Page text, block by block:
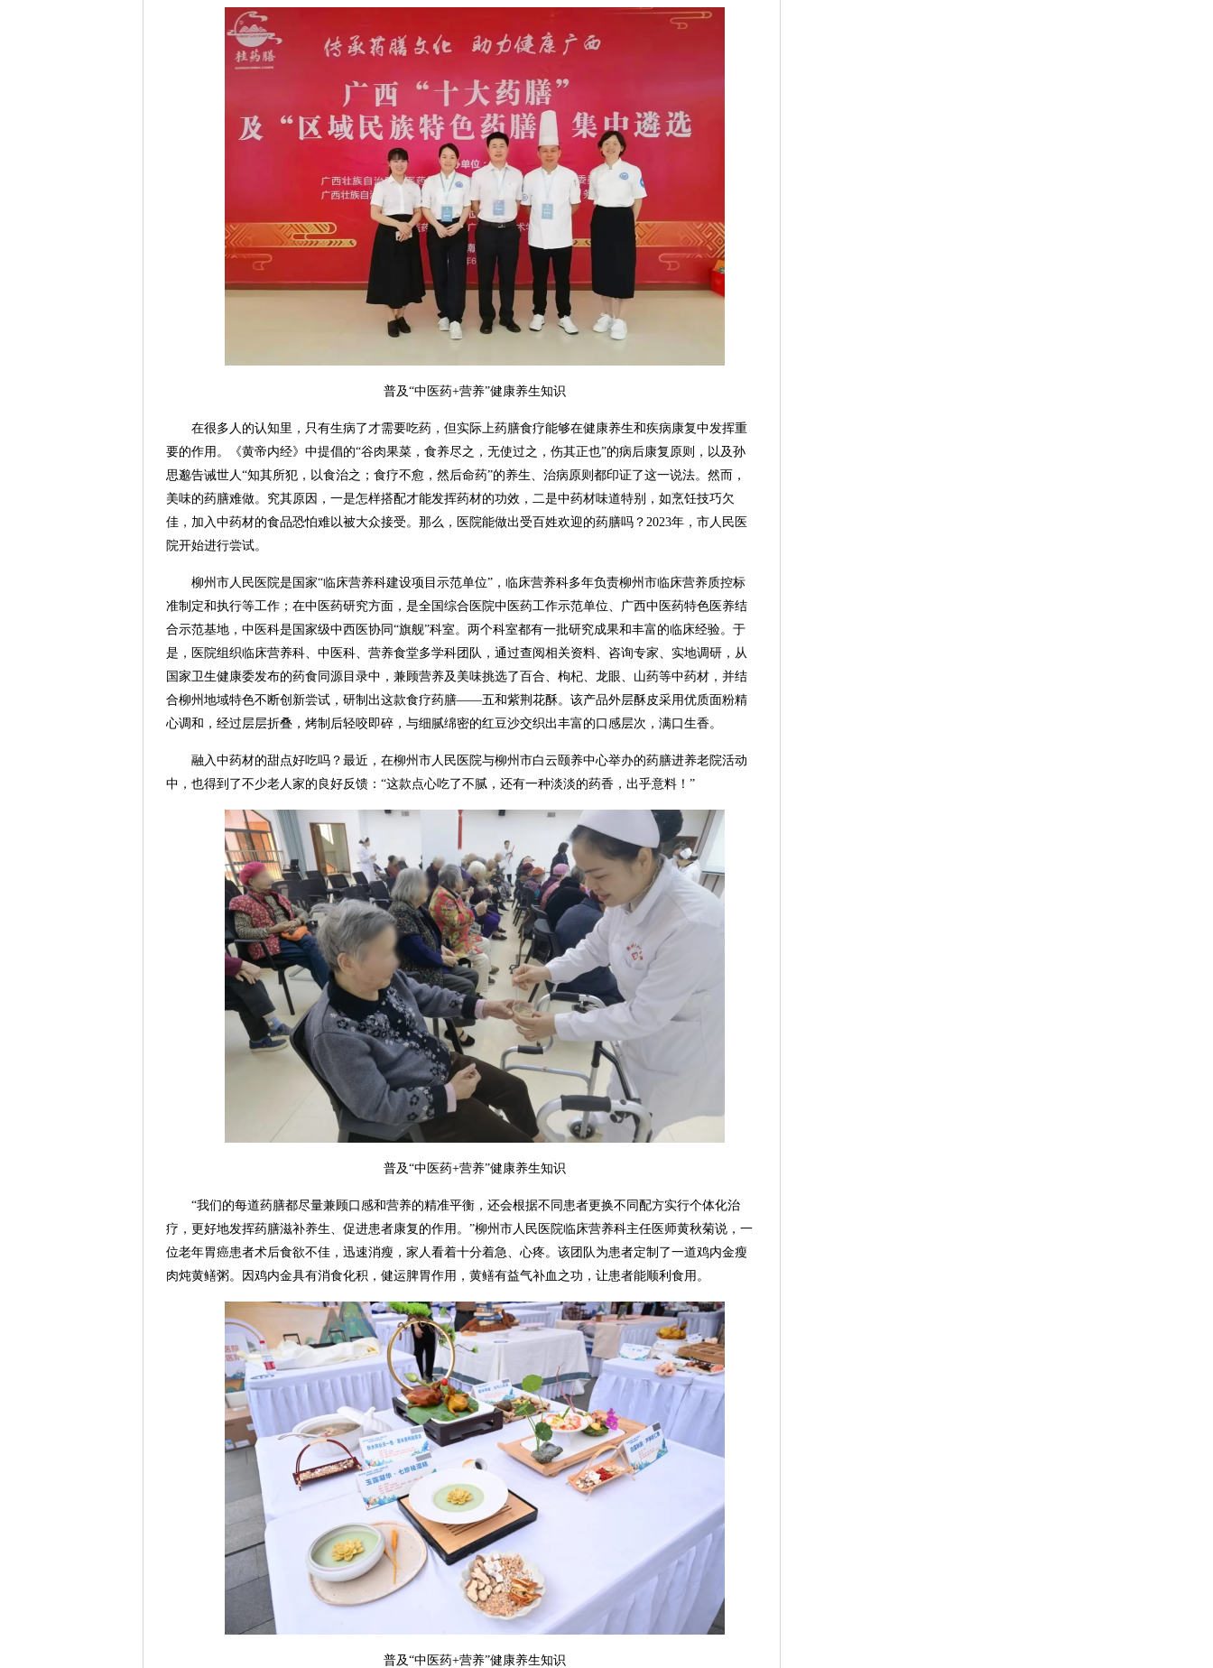
普及“中医药+营养”健康养生知识
在很多人的认知里，只有生病了才需要吃药，但实际上药膳食疗能够在健康养生和疾病康复中发挥重
要的作用。《黄帝内经》中提倡的“谷肉果菜，食养尽之，无使过之，伤其正也”的病后康复原则，以及孙
思邈告诫世人“知其所犯，以食治之；食疗不愈，然后命药”的养生、治病原则都印证了这一说法。然而，
美味的药膳难做。究其原因，一是怎样搭配才能发挥药材的功效，二是中药材味道特别，如烹饪技巧欠
佳，加入中药材的食品恐怕难以被大众接受。那么，医院能做出受百姓欢迎的药膳吗？2023年，市人民医
院开始进行尝试。
柳州市人民医院是国家“临床营养科建设项目示范单位”，临床营养科多年负责柳州市临床营养质控标
准制定和执行等工作；在中医药研究方面，是全国综合医院中医药工作示范单位、广西中医药特色医养结
合示范基地，中医科是国家级中西医协同“旗舰”科室。两个科室都有一批研究成果和丰富的临床经验。于
是，医院组织临床营养科、中医科、营养食堂多学科团队，通过查阅相关资料、咨询专家、实地调研，从
国家卫生健康委发布的药食同源目录中，兼顾营养及美味挑选了百合、枸杞、龙眼、山药等中药材，并结
合柳州地域特色不断创新尝试，研制出这款食疗药膳——五和紫荆花酥。该产品外层酥皮采用优质面粉精
心调和，经过层层折叠，烤制后轻咬即碎，与细腻绵密的红豆沙交织出丰富的口感层次，满口生香。
融入中药材的甜点好吃吗？最近，在柳州市人民医院与柳州市白云颐养中心举办的药膳进养老院活动
中，也得到了不少老人家的良好反馈：“这款点心吃了不腻，还有一种淡淡的药香，出乎意料！”
普及“中医药+营养”健康养生知识
“我们的每道药膳都尽量兼顾口感和营养的精准平衡，还会根据不同患者更换不同配方实行个体化治
疗，更好地发挥药膳滋补养生、促进患者康复的作用。”柳州市人民医院临床营养科主任医师黄秋菊说，一
位老年胃癌患者术后食欲不佳，迅速消瘦，家人看着十分着急、心疼。该团队为患者定制了一道鸡内金瘦
肉炖黄鳝粥。因鸡内金具有消食化积，健运脾胃作用，黄鳝有益气补血之功，让患者能顺利食用。
普及“中医药+营养”健康养生知识